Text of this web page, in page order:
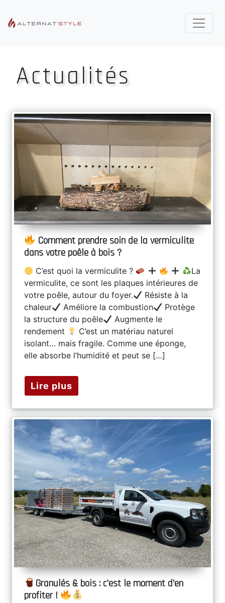
Actualités
Comment prendre soin de la vermiculite
dans votre poêle à bois ?
C’est quoi la vermiculite ?
La
vermiculite, ce sont les plaques intérieures de
votre poêle, autour du foyer.
Résiste à la
chaleur
Améliore la combustion
Protège
la structure du poêle
Augmente le
rendement
C’est un matériau naturel
isolant… mais fragile. Comme une éponge,
elle absorbe l’humidité et peut se […]
Lire plus
Granulés & bois : c’est le moment d’en
profiter !